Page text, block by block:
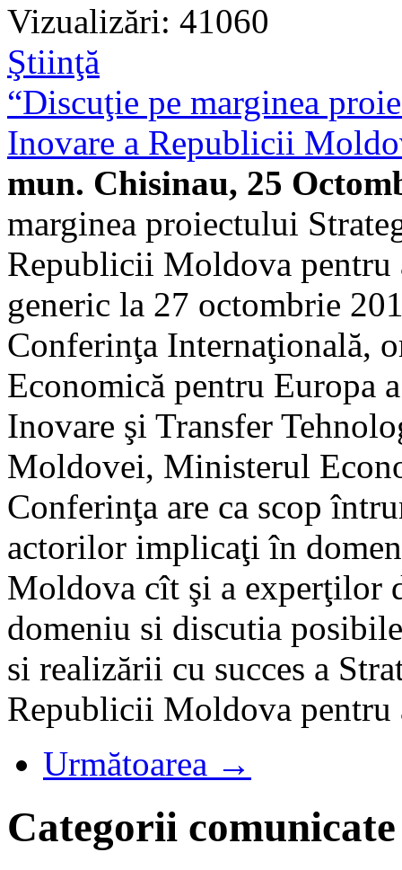
Vizualizări: 41060
Ştiinţă
“Discuţie pe marginea
Inovare a Republicii
mun. Chisinau, 25
marginea proiectului
Republicii Moldova pentru
generic la 27 octombrie
Conferinţa Internaţională,
Economică pentru Europa
Inovare şi Transfer
Moldovei, Ministerul
Conferinţa are ca scop
actorilor implicaţi în
Moldova cît şi a experţilor
domeniu si discutia
si realizării cu succes a
Republicii Moldova pentru
Următoarea →
Categorii comunicate